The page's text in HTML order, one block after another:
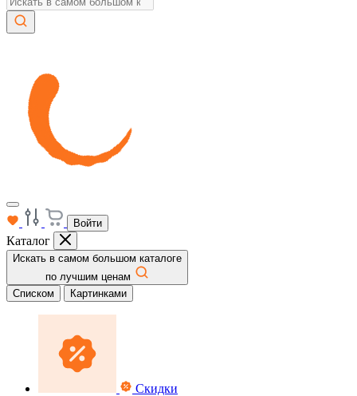
Войти
Каталог
Искать в самом большом каталоге
по лучшим ценам
Списком
Картинками
Скидки